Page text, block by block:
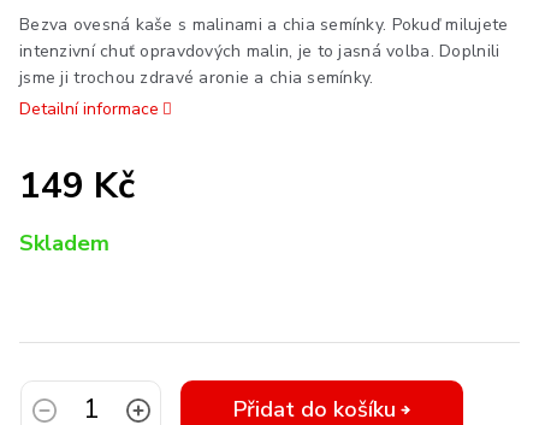
Bezva ovesná kaše s malinami a chia semínky. Pokuď milujete
intenzivní chuť opravdových malin, je to jasná volba. Doplnili
jsme ji trochou zdravé aronie a chia semínky.
Detailní informace
149 Kč
cena:
Skladem
Přidat do košíku